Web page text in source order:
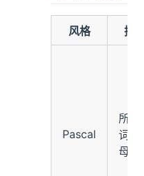
风格 描
Pascal
所有
词首
母大